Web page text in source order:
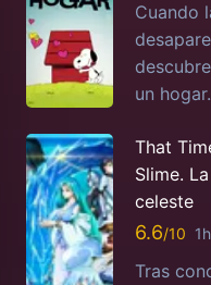
Cuando
un hogar.
That
Slime.
celeste
6.6
Tras